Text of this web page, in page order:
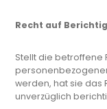
Recht auf
Stellt die betroffene
werden, hat sie das
unverzüglich